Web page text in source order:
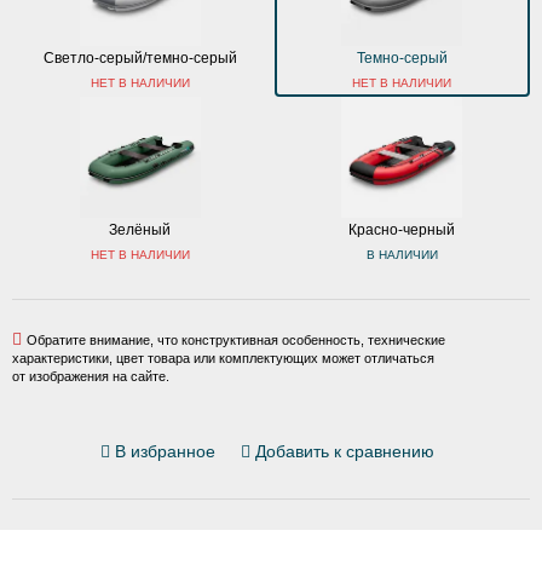
В избранное Добавить к сравнению
Светло-серый/темно-серый
НЕТ В НАЛИЧИИ
Темно-серый
НЕТ В НАЛИЧИИ
Зелёный
НЕТ В НАЛИЧИИ
Красно-черный
В НАЛИЧИИ
Обратите внимание, что конструктивная особенность, технические
характеристики, цвет товара или комплектующих может отличаться
от изображения на сайте.